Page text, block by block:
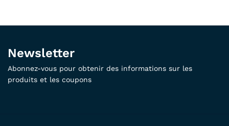
Newsletter
Abonnez-vous pour obtenir des informations sur les
produits et les coupons